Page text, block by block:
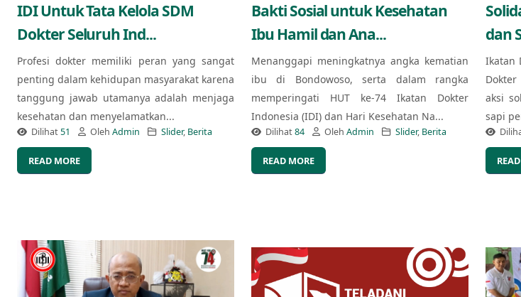
IDI Untuk Tata Kelola SDM
Dokter Seluruh Ind...
Profesi dokter memiliki peran yang sangat
penting dalam kehidupan masyarakat karena
tanggung jawab utamanya adalah menjaga
kesehatan dan menyelamatkan...
Dilihat51 Oleh Admin Slider, Berita
READ MORE
Bakti Sosial untuk Kesehatan
Ibu Hamil dan Ana...
Menanggapi meningkatnya angka kematian
ibu di Bondowoso, serta dalam rangka
memperingati HUT ke-74 Ikatan Dokter
Indonesia (IDI) dan Hari Kesehatan Na...
Dilihat84 Oleh Admin Slider, Berita
READ MORE
dan
Ikatan
aksi
sapi